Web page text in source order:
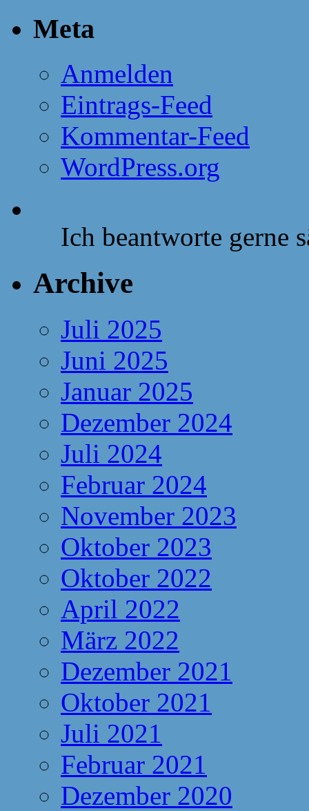
Meta
Anmelden
Eintrags-Feed
Kommentar-Feed
WordPress.org
Ich beantworte gerne
Archive
Juli 2025
Juni 2025
Januar 2025
Dezember 2024
Juli 2024
Februar 2024
November 2023
Oktober 2023
Oktober 2022
April 2022
März 2022
Dezember 2021
Oktober 2021
Juli 2021
Februar 2021
Dezember 2020